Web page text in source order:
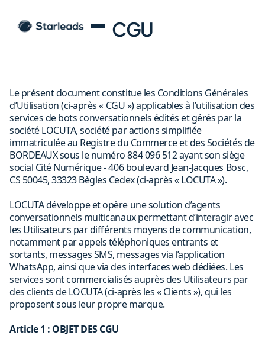
CGU
Le présent document constitue les Conditions Générales
d’Utilisation (ci-après « CGU ») applicables à l’utilisation des
services de bots conversationnels édités et gérés par la
société LOCUTA, société par actions simplifiée
immatriculée au Registre du Commerce et des Sociétés de
BORDEAUX sous le numéro 884 096 512 ayant son siège
social Cité Numérique - 406 boulevard Jean-Jacques Bosc,
CS 50045, 33323 Bègles Cedex (ci-après « LOCUTA »).
LOCUTA développe et opère une solution d’agents
conversationnels multicanaux permettant d’interagir avec
les Utilisateurs par différents moyens de communication,
notamment par appels téléphoniques entrants et
sortants, messages SMS, messages via l’application
WhatsApp, ainsi que via des interfaces web dédiées. Les
services sont commercialisés auprès des Utilisateurs par
des clients de LOCUTA (ci-après les « Clients »), qui les
proposent sous leur propre marque.
Article 1 : OBJET DES CGU